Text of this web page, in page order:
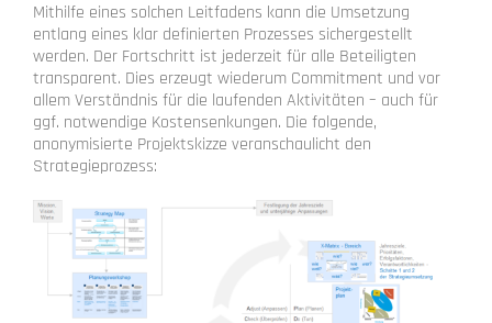
Mithilfe eines solchen Leitfadens kann die Umsetzung
entlang eines klar definierten Prozesses sichergestellt
werden. Der Fortschritt ist jederzeit für alle Beteiligten
transparent. Dies erzeugt wiederum Commitment und vor
allem Verständnis für die laufenden Aktivitäten – auch für
ggf. notwendige Kostensenkungen. Die folgende,
anonymisierte Projektskizze veranschaulicht den
Strategieprozess: